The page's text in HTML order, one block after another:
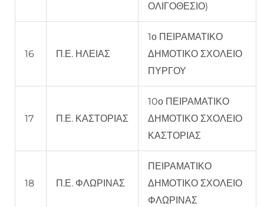
ΟΛΙΓΟΘΕΣΙΟ)
16 Π.Ε. ΗΛΕΙΑΣ
1ο ΠΕΙΡΑΜΑΤΙΚΟ
ΔΗΜΟΤΙΚΟ ΣΧΟΛΕΙΟ
ΠΥΡΓΟΥ
17 Π.Ε. ΚΑΣΤΟΡΙΑΣ
10ο ΠΕΙΡΑΜΑΤΙΚΟ
ΔΗΜΟΤΙΚΟ ΣΧΟΛΕΙΟ
ΚΑΣΤΟΡΙΑΣ
18 Π.Ε. ΦΛΩΡΙΝΑΣ
ΠΕΙΡΑΜΑΤΙΚΟ
ΔΗΜΟΤΙΚΟ ΣΧΟΛΕΙΟ
ΦΛΩΡΙΝΑΣ